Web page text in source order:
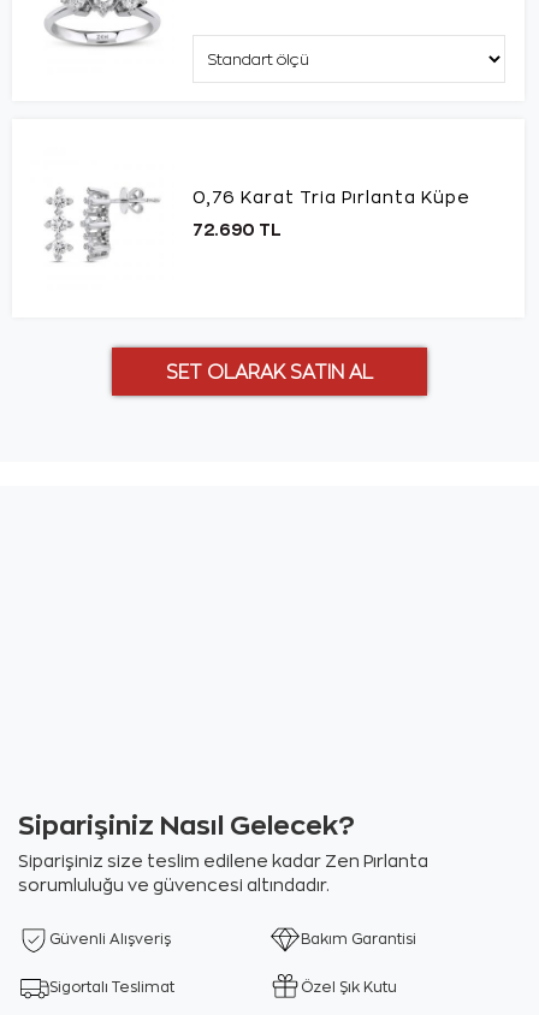
0,76 Karat Tria Pırlanta Küpe
72.690 TL
Siparişiniz Nasıl Gelecek?
Siparişiniz size teslim edilene kadar Zen Pırlanta
sorumluluğu ve güvencesi altındadır.
Güvenli Alışveriş Bakım Garantisi
Sigortalı Teslimat Özel Şık Kutu